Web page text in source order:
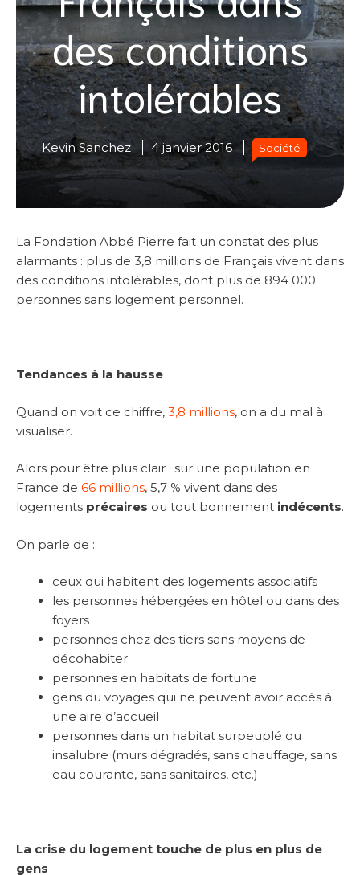
des conditions
intolérables
Kevin Sanchez 4 janvier 2016 Société
La Fondation Abbé Pierre fait un constat des plus
alarmants : plus de 3,8 millions de Français vivent dans
des conditions intolérables, dont plus de 894 000
personnes sans logement personnel.
Tendances à la hausse
Quand on voit ce chiffre, 3,8 millions, on a du mal à
visualiser.
Alors pour être plus clair : sur une population en
France de 66 millions, 5,7 % vivent dans des
logements précaires ou tout bonnement indécents.
On parle de :
ceux qui habitent des logements associatifs
les personnes hébergées en hôtel ou dans des
foyers
personnes chez des tiers sans moyens de
décohabiter
personnes en habitats de fortune
gens du voyages qui ne peuvent avoir accès à
une aire d’accueil
personnes dans un habitat surpeuplé ou
insalubre (murs dégradés, sans chauffage, sans
eau courante, sans sanitaires, etc.)
La crise du logement touche de plus en plus de
gens